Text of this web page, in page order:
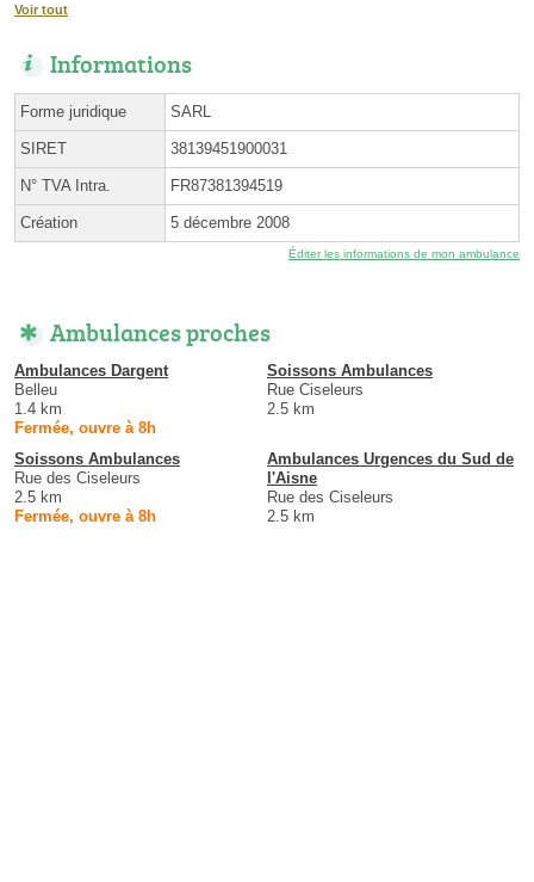
Voir tout
Informations
Forme juridique SARL
SIRET 38139451900031
N° TVA Intra. FR87381394519
Création 5 décembre 2008
Éditer les informations de mon ambulance
Ambulances proches
Ambulances Dargent
Belleu
1.4 km
Fermée, ouvre à 8h
Soissons Ambulances
Rue Ciseleurs
2.5 km
Soissons Ambulances
Rue des Ciseleurs
2.5 km
Fermée, ouvre à 8h
Ambulances Urgences du Sud de
l'Aisne
Rue des Ciseleurs
2.5 km